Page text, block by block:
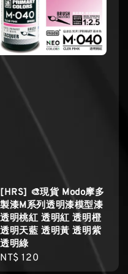
[HRS] 🎨現貨 Modo摩多
製漆M系列透明漆模型漆
透明桃紅 透明紅 透明橙
透明天藍 透明黃 透明紫
透明綠
Regular
NT$ 120